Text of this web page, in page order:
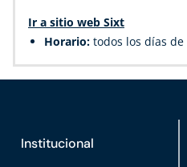
Ir a sitio web Sixt
Horario: todos los días de
Institucional